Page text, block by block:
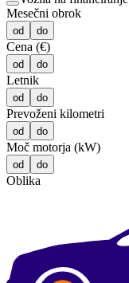
Mesečni obrok
od do
Cena (€)
od do
Letnik
od do
Prevoženi kilometri
od do
Moč motorja (kW)
od do
Oblika